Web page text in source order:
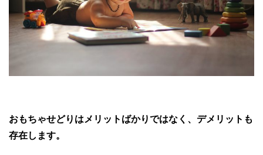
おもちゃせどりはメリットばかりではなく、デメリットも
存在します。